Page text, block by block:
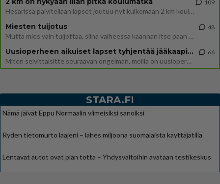
Hesarissa päivitellään lapset joutuu nyt kulkemaan 2 km kouluun jösses. Ruostefillarilla tuo matka menee vaikka miten äk
109
Miesten tuijotus
Mutta mies vain tuijottaa, siinä vaiheessa käännän itse pään pois. Mikä juttu? Yleensä jos joku tuijottaa tai katsoo, hä
48
Uusioperheen aikuiset lapset tyhjentää jääkaapin käydessään
Miten selvittäisitte seuraavan ongelman, meillä on uusioperhe, minulla teini-ikäiset lapset ja puolisolla aikuiset, jotk
66
STARA.FI
Nämä jäivät Eppu Normaalin viimeisiksi sanoiksi
Ryden tietomurto laajeni – lähes miljoona suomalaista käyttäjätiliä
Lentävät autot ovat pian totta – Yhdysvaltoihin avataan testikeskus